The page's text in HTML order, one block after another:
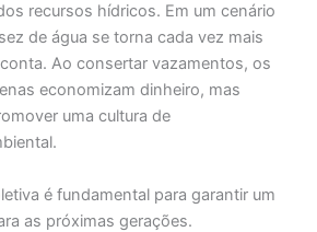
recursos hídricos. Em um cenário
de água se torna cada vez mais
Ao consertar vazamentos, os
economizam dinheiro, mas
uma cultura de
é fundamental para garantir um
as próximas gerações.